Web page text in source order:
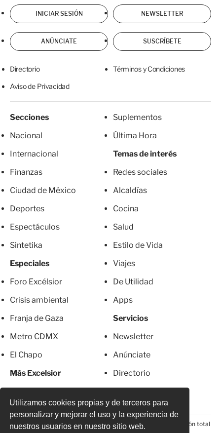
Utilizamos cookies propias y de terceros para
personalizar y mejorar el uso y la experiencia de
nuestros usuarios en nuestro sitio web.
INICIAR SESIÓN NEWSLETTER
ANÚNCIATE SUSCRÍBETE
Directorio Términos y Condiciones
Aviso de Privacidad
Secciones
Nacional
Internacional
Finanzas
Ciudad de México
Deportes
Espectáculos
Sintetika
Especiales
Foro Excélsior
Crisis ambiental
Franja de Gaza
Metro CDMX
El Chapo
Más Excelsior
Suplementos
Última Hora
Temas de interés
Redes sociales
Alcaldías
Cocina
Salud
Estilo de Vida
Viajes
De Utilidad
Apps
Servicios
Newsletter
Anúnciate
Directorio
© 2026 Todos los derechos reservados. Prohibida la reproducción total
o parcial, incluyendo cualquier medio electrónico*